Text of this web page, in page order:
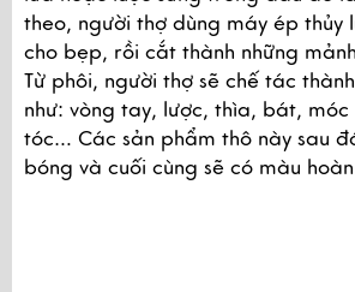
theo, người thợ dùng máy ép thủy
cho bẹp, rồi cắt thành những
Từ phôi, người thợ sẽ chế tác
như: vòng tay, lược, thìa, bát,
tóc… Các sản phẩm thô này sau
bóng và cuối cùng sẽ có màu